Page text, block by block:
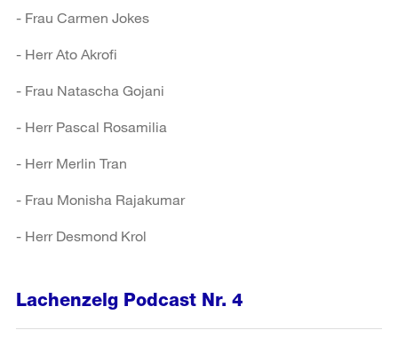
- Frau Carmen Jokes
- Herr Ato Akrofi
- Frau Natascha Gojani
- Herr Pascal Rosamilia
- Herr Merlin Tran
- Frau Monisha Rajakumar
- Herr Desmond Krol
Lachenzelg Podcast Nr. 4